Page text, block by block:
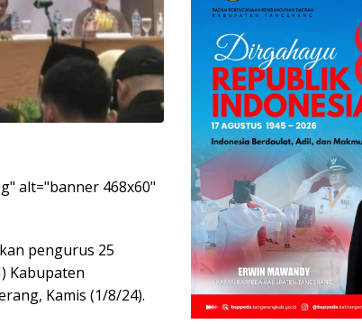
alt="banner 468x60"
pengurus 25
Kabupaten
Kamis (1/8/24).